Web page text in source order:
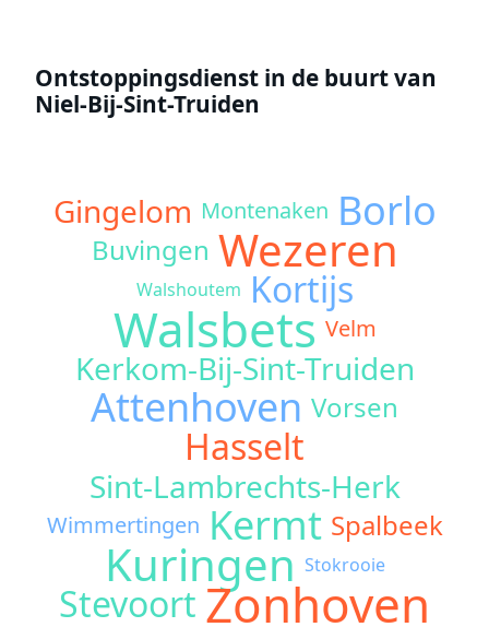
Ontstoppingsdienst in de buurt van
Niel-Bij-Sint-Truiden
Gingelom Montenaken Borlo
Buvingen Wezeren
Walshoutem Kortijs
Walsbets Velm
Kerkom-Bij-Sint-Truiden
Attenhoven Vorsen
Hasselt
Sint-Lambrechts-Herk
Wimmertingen Kermt Spalbeek
Kuringen Stokrooie
Stevoort Zonhoven